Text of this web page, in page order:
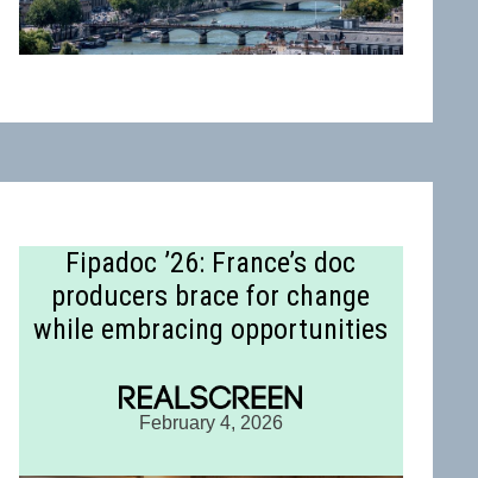
Fipadoc ’26: France’s doc
producers brace for change
while embracing opportunities
February 4, 2026